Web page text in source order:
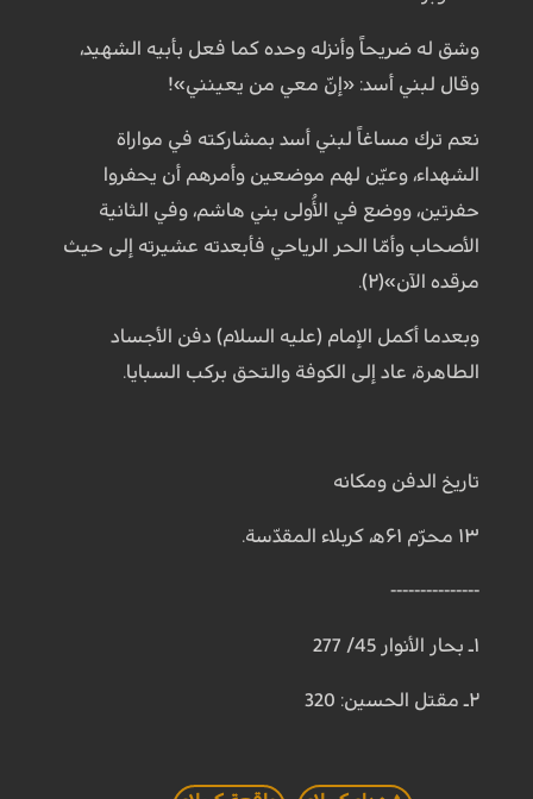
وشق له ضريحاً وأنزله وحده كما فعل بأبيه الشهيد،
وقال لبني أسد: «إنّ معي من يعينني»!
نعم ترك مساغاً لبني أسد بمشاركته في مواراة
الشهداء، وعيّن لهم موضعين وأمرهم أن يحفروا
حفرتين، ووضع في الأُولى بني هاشم، وفي الثانية
الأصحاب وأمّا الحر الرياحي فأبعدته عشيرته إلى حيث
مرقده الآن»(۲).
وبعدما أكمل الإمام (عليه السلام) دفن الأجساد
الطاهرة، عاد إلى الكوفة والتحق بركب السبايا.
تاريخ الدفن ومكانه
۱۳ محرّم ۶۱ﻫ، كربلاء المقدّسة.
---------------
۱ـ بحار الأنوار 45/ 277
۲ـ مقتل الحسين: 320